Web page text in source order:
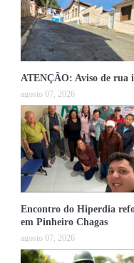
ATENÇÃO: Aviso de rua
agosto 07, 2026
Encontro do Hiperdia
em Pinheiro Chagas
agosto 07, 2026